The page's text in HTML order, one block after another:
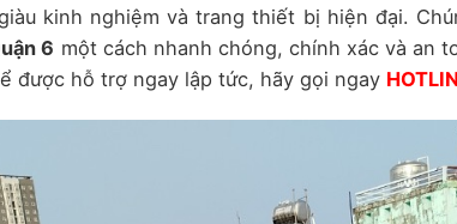
kinh nghiệm và trang thiết bị hiện đại.
6 một cách nhanh chóng, chính xác và an
được hỗ trợ ngay lập tức, hãy gọi ngay